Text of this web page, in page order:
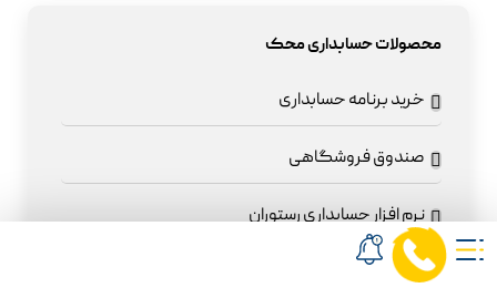
محصولات حسابداری محک
خرید برنامه حسابداری
صندوق فروشگاهی
نرم افزار حسابداری رستوران
نرم افزار حسابداری شرکتی